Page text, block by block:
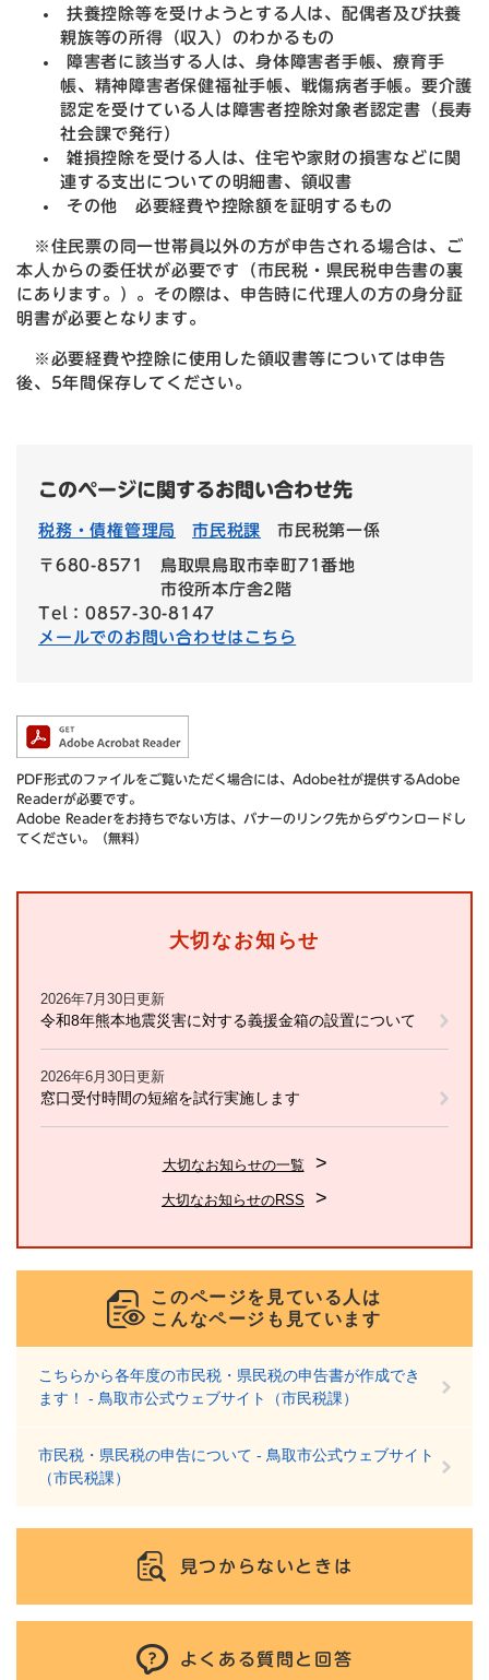
扶養控除等を受けようとする人は、配偶者及び扶養
親族等の所得（収入）のわかるもの
障害者に該当する人は、身体障害者手帳、療育手
帳、精神障害者保健福祉手帳、戦傷病者手帳。要介護
認定を受けている人は障害者控除対象者認定書（長寿
社会課で発行）
雑損控除を受ける人は、住宅や家財の損害などに関
連する支出についての明細書、領収書
その他 必要経費や控除額を証明するもの
※住民票の同一世帯員以外の方が申告される場合は、ご
本人からの委任状が必要です（市民税・県民税申告書の裏
にあります。）。その際は、申告時に代理人の方の身分証
明書が必要となります。
※必要経費や控除に使用した領収書等については申告
後、5年間保存してください。
このページに関するお問い合わせ先
税務・債権管理局 市民税課 市民税第一係
〒680-8571
鳥取県鳥取市幸町71番地
市役所本庁舎2階
Tel：0857-30-8147
メールでのお問い合わせはこちら
PDF形式のファイルをご覧いただく場合には、Adobe社が提供するAdobe
Readerが必要です。
Adobe Readerをお持ちでない方は、バナーのリンク先からダウンロードし
てください。（無料）
大切なお知らせ
2026年7月30日更新
令和8年熊本地震災害に対する義援金箱の設置について
2026年6月30日更新
窓口受付時間の短縮を試行実施します
大切なお知らせの一覧
大切なお知らせのRSS
このページを見ている人は
こんなページも見ています
こちらから各年度の市民税・県民税の申告書が作成でき
ます！ - 鳥取市公式ウェブサイト（市民税課）
市民税・県民税の申告について - 鳥取市公式ウェブサイト
（市民税課）
見つからないときは
よくある質問と回答